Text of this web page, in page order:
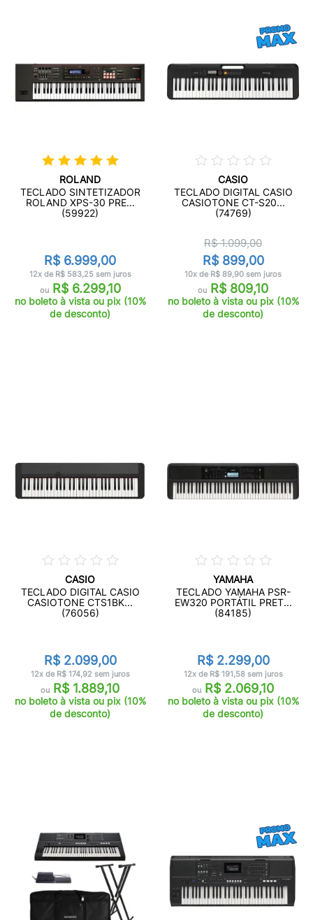
ROLAND
TECLADO SINTETIZADOR
ROLAND XPS-30 PRE...
(59922)
R$ 6.999,00
12x de R$ 583,25 sem juros
ouR$ 6.299,10
no boleto à vista ou pix (10%
de desconto)
CASIO
TECLADO DIGITAL CASIO
CASIOTONE CT-S20...
(74769)
R$ 1.099,00
R$ 899,00
10x de R$ 89,90 sem juros
ou R$ 809,10
no boleto à vista ou pix (10%
de desconto)
CASIO
TECLADO DIGITAL CASIO
CASIOTONE CTS1BK...
(76056)
R$ 2.099,00
12x de R$ 174,92 sem juros
ou R$ 1.889,10
no boleto à vista ou pix (10%
de desconto)
YAMAHA
TECLADO YAMAHA PSR-
EW320 PORTÁTIL PRET...
(84185)
R$ 2.299,00
12x de R$ 191,58 sem juros
ou R$ 2.069,10
no boleto à vista ou pix (10%
de desconto)